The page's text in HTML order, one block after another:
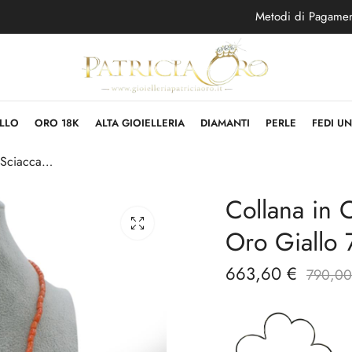
Metodi di
ORO 18K ALTA GIOIELLERIA DIAMANTI PERLE FEDI
Collana in Corallo Sciacca con Creola e Oro Giallo 750
Collana in
Oro Giallo
663,60 €